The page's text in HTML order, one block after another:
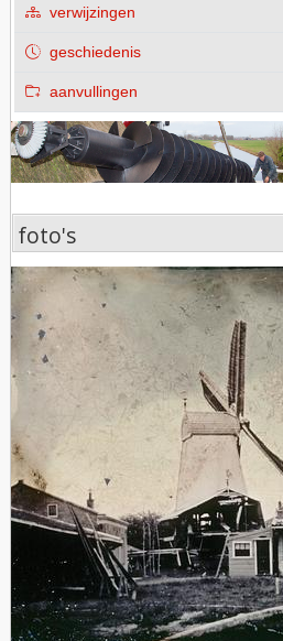
verwijzingen
geschiedenis
aanvullingen
foto's
foto's